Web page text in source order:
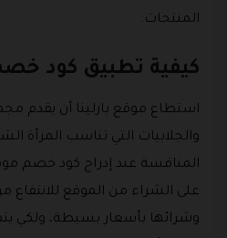
المنتجات.
كيفية تطبيق كود خصم
استطاع موقع بارلينا أن يقدم
والجلابيات التي تناسب المرأة
المنافسة عند إدراج كود خصم
على الشراء من الموقع
وشرائها بأسعار بسيطة، ولكي